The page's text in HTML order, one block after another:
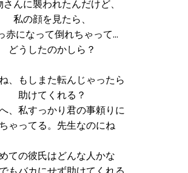
さんに襲われたんだけど、
私の顔を見たら、
赤になって倒れちゃって…
どうしたのかしら？
、もしまた転んじゃったら
助けてくれる？
、私すっかり君の事頼りに
ゃってる。先生なのにね
ての彼氏はどんな人かな